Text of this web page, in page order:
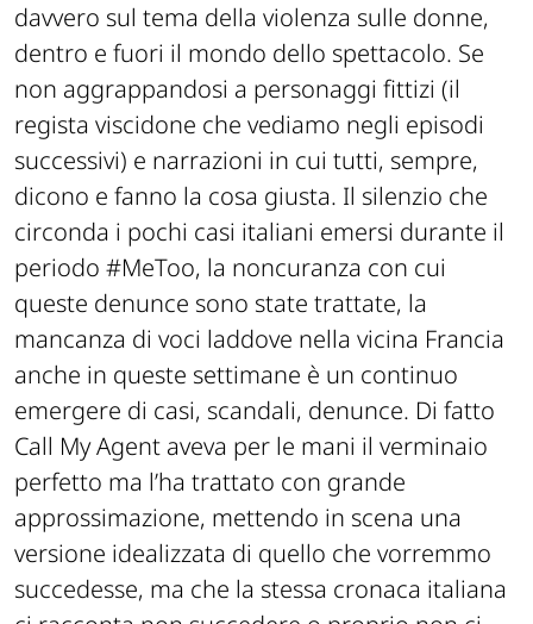
davvero sul tema della violenza sulle donne,
dentro e fuori il mondo dello spettacolo. Se
non aggrappandosi a personaggi fittizi (il
regista viscidone che vediamo negli episodi
successivi) e narrazioni in cui tutti, sempre,
dicono e fanno la cosa giusta. Il silenzio che
circonda i pochi casi italiani emersi durante il
periodo #MeToo, la noncuranza con cui
queste denunce sono state trattate, la
mancanza di voci laddove nella vicina Francia
anche in queste settimane è un continuo
emergere di casi, scandali, denunce. Di fatto
Call My Agent aveva per le mani il verminaio
perfetto ma l’ha trattato con grande
approssimazione, mettendo in scena una
versione idealizzata di quello che vorremmo
succedesse, ma che la stessa cronaca italiana